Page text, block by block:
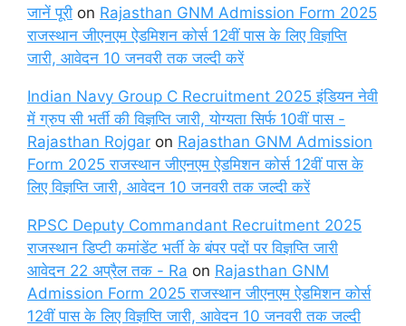
जानें पूरी on Rajasthan GNM Admission Form 2025
राजस्थान जीएनएम ऐडमिशन कोर्स 12वीं पास के लिए विज्ञप्ति
जारी, आवेदन 10 जनवरी तक जल्दी करें
Indian Navy Group C Recruitment 2025 इंडियन नेवी
में ग्रुप सी भर्ती की विज्ञप्ति जारी, योग्यता सिर्फ 10वीं पास -
Rajasthan Rojgar on Rajasthan GNM Admission
Form 2025 राजस्थान जीएनएम ऐडमिशन कोर्स 12वीं पास के
लिए विज्ञप्ति जारी, आवेदन 10 जनवरी तक जल्दी करें
RPSC Deputy Commandant Recruitment 2025
राजस्थान डिप्टी कमांडेंट भर्ती के बंपर पदों पर विज्ञप्ति जारी
आवेदन 22 अप्रैल तक - Ra on Rajasthan GNM
Admission Form 2025 राजस्थान जीएनएम ऐडमिशन कोर्स
12वीं पास के लिए विज्ञप्ति जारी, आवेदन 10 जनवरी तक जल्दी